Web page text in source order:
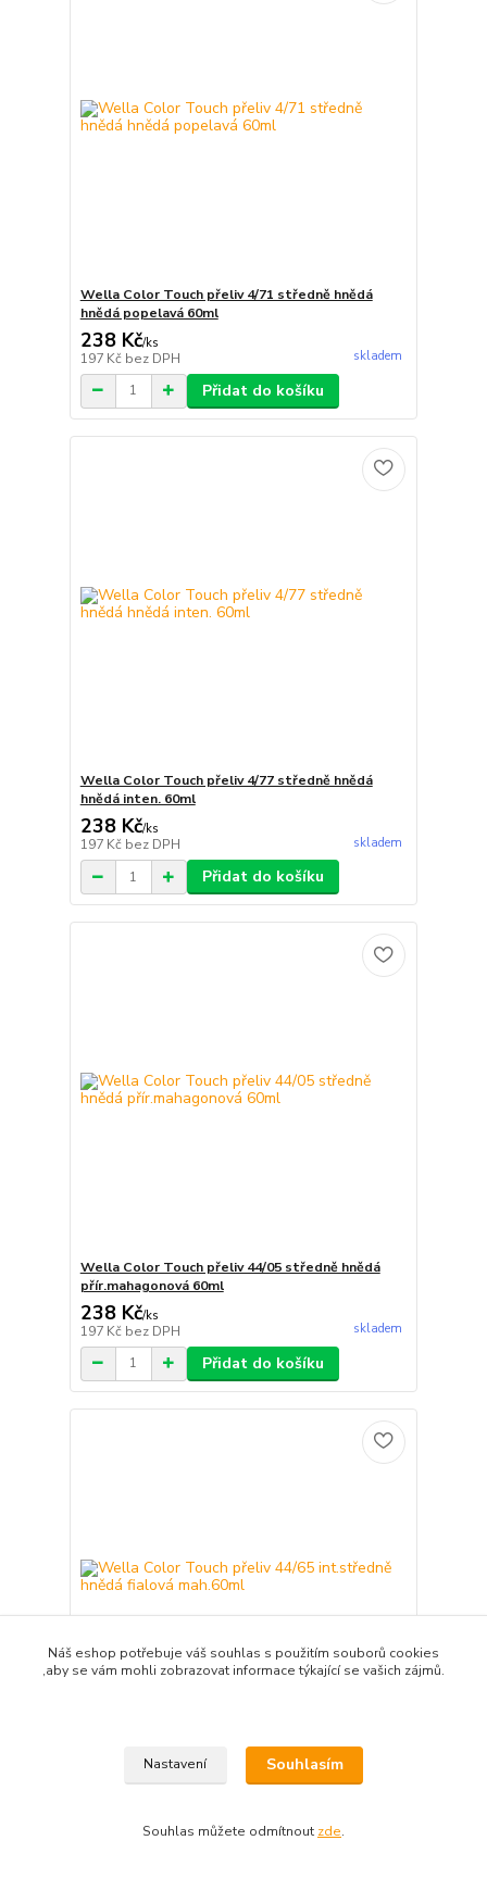
Wella Color Touch přeliv 4/71 středně hnědá
hnědá popelavá 60ml
238 Kč/ks
197 Kč bez DPH skladem
Přidat do košíku
Wella Color Touch přeliv 4/77 středně hnědá
hnědá inten. 60ml
238 Kč/ks
197 Kč bez DPH skladem
Přidat do košíku
Wella Color Touch přeliv 44/05 středně hnědá
přír.mahagonová 60ml
238 Kč/ks
197 Kč bez DPH skladem
Přidat do košíku
Wella Color Touch přeliv 44/65 int.středně hnědá
fialová mah.60ml
Náš eshop potřebuje váš souhlas s použitím souborů cookies
,aby se vám mohli zobrazovat informace týkající se vašich zájmů.
Nastavení Souhlasím
Souhlas můžete odmítnout zde.